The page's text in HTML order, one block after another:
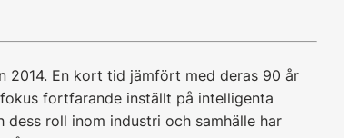
2014. En kort tid jämfört med deras 90 år
fortfarande inställt på intelligenta
roll inom industri och samhälle har